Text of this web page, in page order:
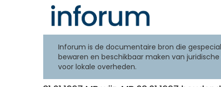
Inforum is de documentaire bron die
bewaren en beschikbaar maken van
voor lokale overheden.